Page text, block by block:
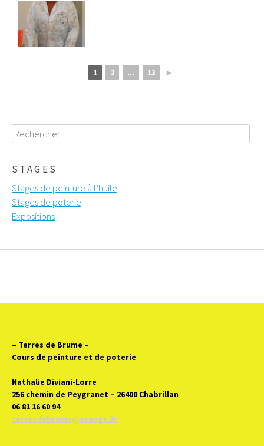
1 2 ... 13 ►
Rechercher :
STAGES
Stages de peinture à l’huile
Stages de poterie
Expositions
– Terres de Brume –
Cours de peinture et de poterie
Nathalie Diviani-Lorre
256 chemin de Peygranet – 26400 Chabrillan
06 81 16 60 94
terresdebrume@orange.fr